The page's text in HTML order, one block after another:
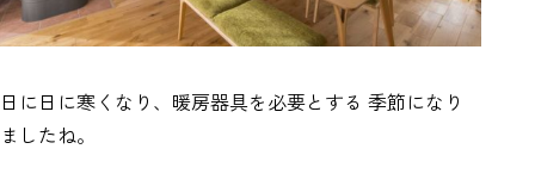
日に日に寒くなり、暖房器具を必要とする 季節になり
ましたね。